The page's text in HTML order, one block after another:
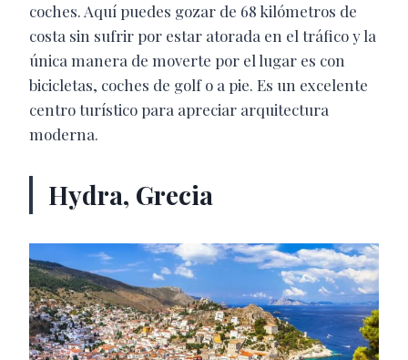
coches. Aquí puedes gozar de 68 kilómetros de
costa sin sufrir por estar atorada en el tráfico y la
única manera de moverte por el lugar es con
bicicletas, coches de golf o a pie. Es un excelente
centro turístico para apreciar arquitectura
moderna.
Hydra, Grecia